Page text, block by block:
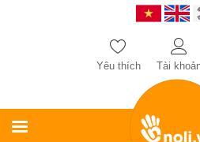
Tài
Yêu thích